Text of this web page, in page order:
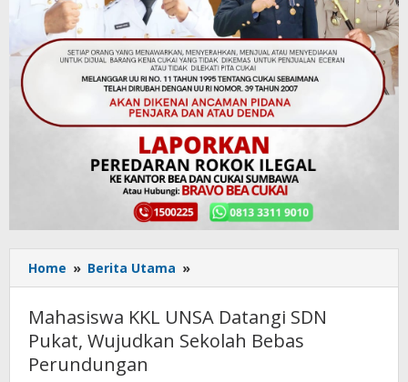
Home » Berita Utama »
KKL
Datangi
SDN
Mahasiswa KKL UNSA Datangi SDN
Pukat, Wujudkan Sekolah Bebas
Perundungan